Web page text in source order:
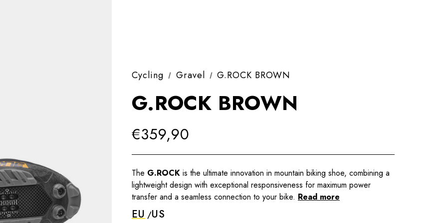
Cycling Gravel G.ROCK BROWN
G.ROCK BROWN
€359,90
The G.ROCK is the ultimate innovation in mountain biking shoe, combining a
lightweight design with exceptional responsiveness for maximum power
transfer and a seamless connection to your bike. Read more
EU US